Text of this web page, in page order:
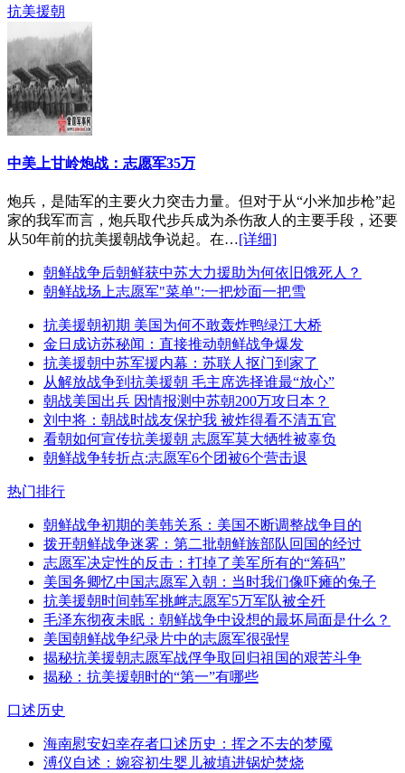
抗美援朝
中美上甘岭炮战：志愿军35万
炮兵，是陆军的主要火力突击力量。但对于从“小米加步枪”起
家的我军而言，炮兵取代步兵成为杀伤敌人的主要手段，还要
从50年前的抗美援朝战争说起。在…[详细]
朝鲜战争后朝鲜获中苏大力援助为何依旧饿死人？
朝鲜战场上志愿军"菜单":一把炒面一把雪
抗美援朝初期 美国为何不敢轰炸鸭绿江大桥
金日成访苏秘闻：直接推动朝鲜战争爆发
抗美援朝中苏军援内幕：苏联人抠门到家了
从解放战争到抗美援朝 毛主席选择谁最“放心”
朝战美国出兵 因情报测中苏朝200万攻日本？
刘中将：朝战时战友保护我 被炸得看不清五官
看朝如何宣传抗美援朝 志愿军莫大牺牲被辜负
朝鲜战争转折点:志愿军6个团被6个营击退
热门排行
朝鲜战争初期的美韩关系：美国不断调整战争目的
拨开朝鲜战争迷雾：第二批朝鲜族部队回国的经过
志愿军决定性的反击：打掉了美军所有的“筹码”
美国务卿忆中国志愿军入朝：当时我们像吓瘫的兔子
抗美援朝时间韩军挑衅志愿军5万军队被全歼
毛泽东彻夜未眠：朝鲜战争中设想的最坏局面是什么？
美国朝鲜战争纪录片中的志愿军很强悍
揭秘抗美援朝志愿军战俘争取回归祖国的艰苦斗争
揭秘：抗美援朝时的“第一”有哪些
口述历史
海南慰安妇幸存者口述历史：挥之不去的梦魇
溥仪自述：婉容初生婴儿被填进锅炉焚烧